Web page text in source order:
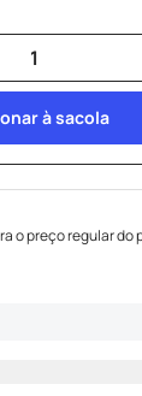
à sacola
o preço regular do